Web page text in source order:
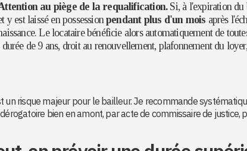
au piège de la requalification.Si, à l'expiration du
y est laissé en possessionpendant plus d'un mois après
Le locataire bénéficie alors automatiquement de
durée de 9 ans, droit au renouvellement, plafonnement du
un risque majeur pour le bailleur. Je recommande
bien en amont, par acte de commissaire de justice,